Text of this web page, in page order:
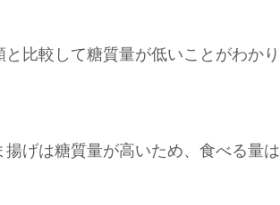
比較して糖質量が低いことがわかり
げは糖質量が高いため、食べる量は